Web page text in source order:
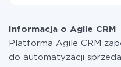
w razie potrzeby
informacji otaryfach
Informacja o Agile CRM
Platforma Agile CRM
do automatyzacji